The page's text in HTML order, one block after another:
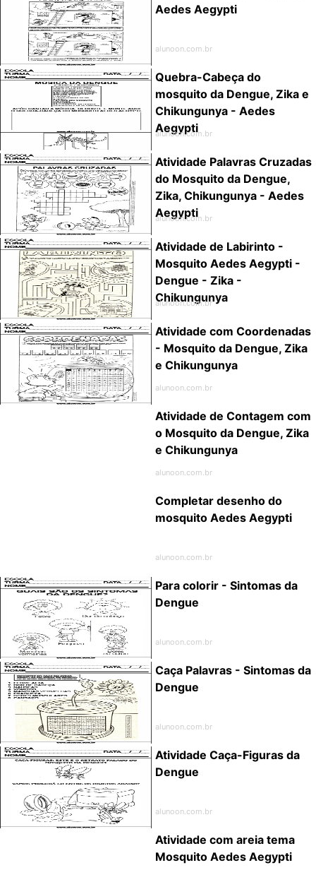
Aedes Aegypti
alunoon.com.br
Quebra-Cabeça do
mosquito da Dengue, Zika e
Chikungunya - Aedes
Aegypti
alunoon.com.br
Atividade Palavras Cruzadas
do Mosquito da Dengue,
Zika, Chikungunya - Aedes
Aegypti
alunoon.com.br
Atividade de Labirinto -
Mosquito Aedes Aegypti -
Dengue - Zika -
Chikungunya
alunoon.com.br
Atividade com Coordenadas
- Mosquito da Dengue, Zika
e Chikungunya
alunoon.com.br
Atividade de Contagem com
o Mosquito da Dengue, Zika
e Chikungunya
alunoon.com.br
Completar desenho do
mosquito Aedes Aegypti
alunoon.com.br
Para colorir - Sintomas da
Dengue
alunoon.com.br
Caça Palavras - Sintomas da
Dengue
alunoon.com.br
Atividade Caça-Figuras da
Dengue
alunoon.com.br
Atividade com areia tema
Mosquito Aedes Aegypti